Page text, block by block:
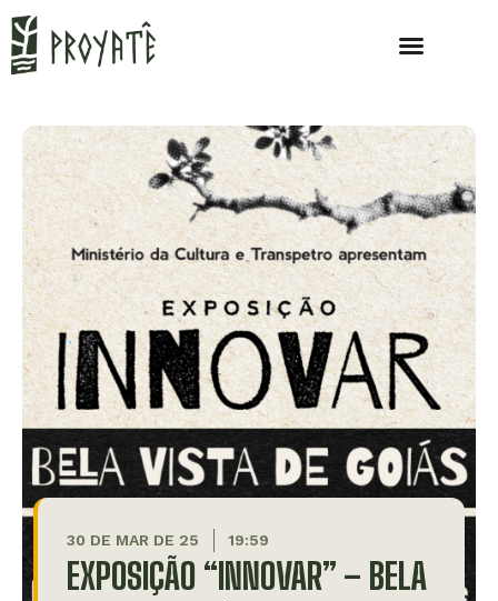
30 DE MAR DE 25 19:59
EXPOSIÇÃO “INNOVAR” – BELA